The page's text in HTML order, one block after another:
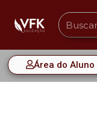
Área do Aluno